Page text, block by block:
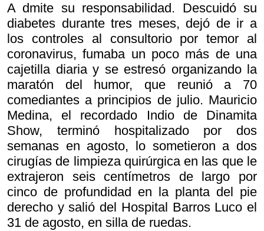
A dmite su responsabilidad. Descuidó su
diabetes durante tres meses, dejó de ir a
los controles al consultorio por temor al
coronavirus, fumaba un poco más de una
cajetilla diaria y se estresó organizando la
maratón del humor, que reunió a 70
comediantes a principios de julio. Mauricio
Medina, el recordado Indio de Dinamita
Show, terminó hospitalizado por dos
semanas en agosto, lo sometieron a dos
cirugías de limpieza quirúrgica en las que le
extrajeron seis centímetros de largo por
cinco de profundidad en la planta del pie
derecho y salió del Hospital Barros Luco el
31 de agosto, en silla de ruedas.